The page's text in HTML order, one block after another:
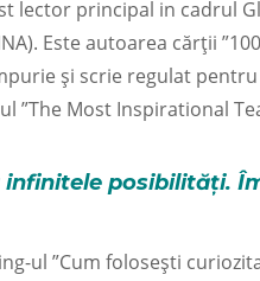
lector principal in cadrul
Este autoarea cărții
și scrie regulat
Most Inspirational
posibilități.
ul ”Cum folosești